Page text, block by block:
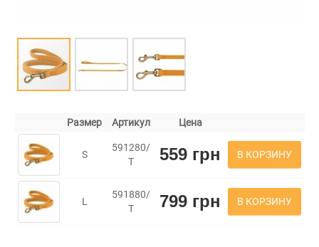
Размер Артикул Цена
S
591280/
Т
559 грн В КОРЗИНУ
L
591880/
Т
799 грн В КОРЗИНУ